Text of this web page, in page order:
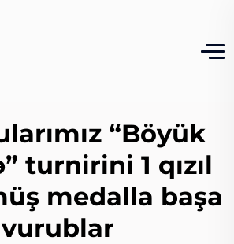
“Böyük
turnirini 1 qızıl
medalla başa
vurublar